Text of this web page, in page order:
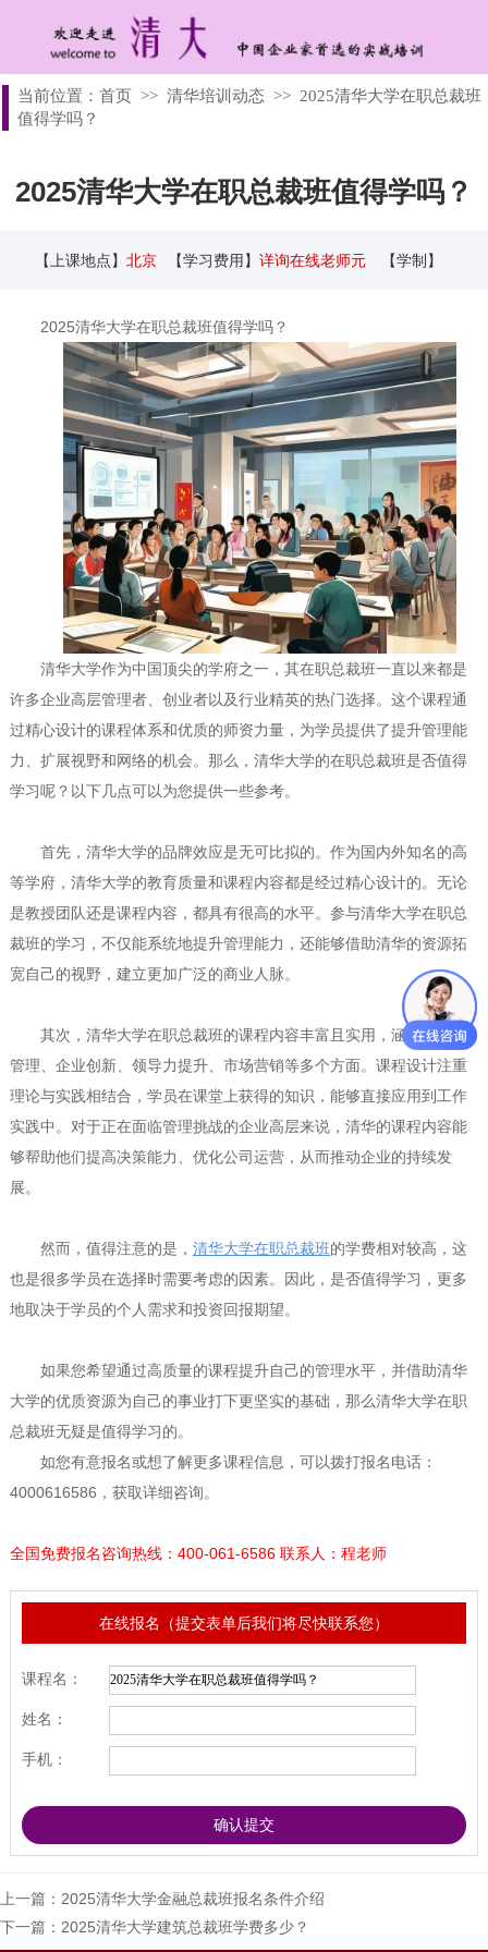
当前位置： 首页 >> 清华培训动态 >> 2025清华大学在职总裁班
值得学吗？
2025清华大学在职总裁班值得学吗？
【上课地点】 北京 【学习费用】 详询在线老师元 【学制】
2025清华大学在职总裁班值得学吗？
清华大学作为中国顶尖的学府之一，其在职总裁班一直以来都是
许多企业高层管理者、创业者以及行业精英的热门选择。这个课程通
过精心设计的课程体系和优质的师资力量，为学员提供了提升管理能
力、扩展视野和网络的机会。那么，清华大学的在职总裁班是否值得
学习呢？以下几点可以为您提供一些参考。
首先，清华大学的品牌效应是无可比拟的。作为国内外知名的高
等学府，清华大学的教育质量和课程内容都是经过精心设计的。无论
是教授团队还是课程内容，都具有很高的水平。参与清华大学在职总
裁班的学习，不仅能系统地提升管理能力，还能够借助清华的资源拓
宽自己的视野，建立更加广泛的商业人脉。
其次，清华大学在职总裁班的课程内容丰富且实用，涵盖了战略
管理、企业创新、领导力提升、市场营销等多个方面。课程设计注重
理论与实践相结合，学员在课堂上获得的知识，能够直接应用到工作
实践中。对于正在面临管理挑战的企业高层来说，清华的课程内容能
够帮助他们提高决策能力、优化公司运营，从而推动企业的持续发
展。
然而，值得注意的是， 清华大学在职总裁班的学费相对较高，这
也是很多学员在选择时需要考虑的因素。因此，是否值得学习，更多
地取决于学员的个人需求和投资回报期望。
如果您希望通过高质量的课程提升自己的管理水平，并借助清华
大学的优质资源为自己的事业打下更坚实的基础，那么清华大学在职
总裁班无疑是值得学习的。
如您有意报名或想了解更多课程信息，可以拨打报名电话：
4000616586，获取详细咨询。
全国免费报名咨询热线：400-061-6586 联系人：程老师
在线报名（提交表单后我们将尽快联系您）
课程名：
姓名：
手机：
上一篇： 2025清华大学金融总裁班报名条件介绍
下一篇： 2025清华大学建筑总裁班学费多少？